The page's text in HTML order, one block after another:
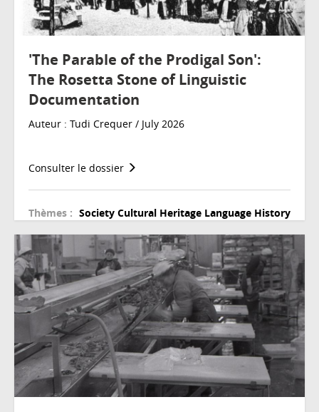
'The Parable of the Prodigal Son':
The Rosetta Stone of Linguistic
Documentation
Auteur : Tudi Crequer / July 2026
Consulter le dossier
Thèmes : Society Cultural Heritage Language History